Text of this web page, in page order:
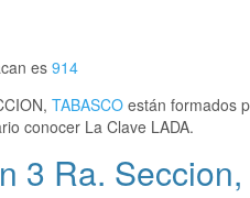
es 914
TABASCO están formados
conocer La Clave LADA.
3 Ra.